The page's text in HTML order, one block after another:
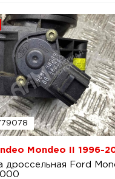
Mondeo II 1996-
дроссельная Ford